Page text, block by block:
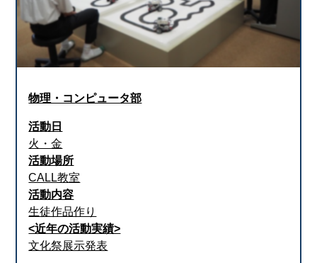
物理・コンピュータ部
活動日
火・金
活動場所
CALL教室
活動内容
生徒作品作り
<近年の活動実績>
文化祭展示発表